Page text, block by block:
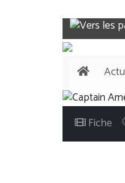
Actu
Fiche